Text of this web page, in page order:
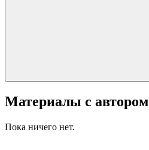
Материалы с автором
Пока ничего нет.